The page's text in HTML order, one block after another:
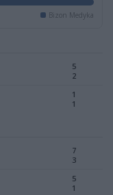
Bizon Medyka
5
2
1
1
7
3
5
1